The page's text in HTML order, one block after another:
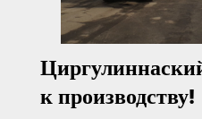
к производству!